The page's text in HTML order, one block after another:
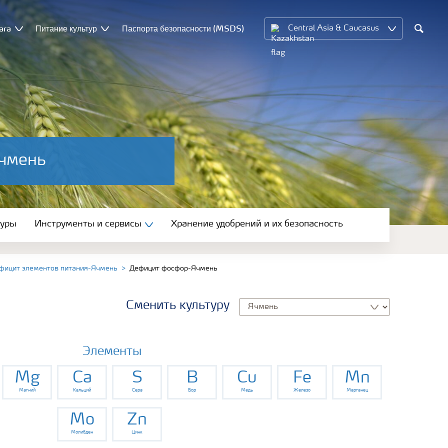
Питание культур Паспорта безопасности (MSDS) Central Asia & Caucasus
Search
Инструменты и сервисы Хранение удобрений и их безопасность
элементов питания-Ячмень Дефицит фосфор-Ячмень
Сменить культуру
Элементы
Mg
Магний
Ca
Кальций
S
Сера
B
Бор
Cu
Медь
Fe
Железо
Mn
Марганец
Mo
Молибден
Zn
Цинк